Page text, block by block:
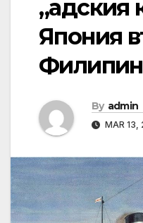
„адския
Япония
By admin
MAR 13,